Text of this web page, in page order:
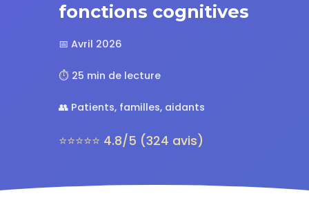
fonctions cognitives
📅 Avril 2026
⏱️ 25 min de lecture
👥 Patients, familles, aidants
⭐⭐⭐⭐⭐ 4.8/5 (324 avis)